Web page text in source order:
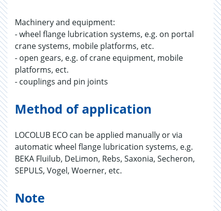
Machinery and equipment:
- wheel flange lubrication systems, e.g. on portal
crane systems, mobile platforms, etc.
- open gears, e.g. of crane equipment, mobile
platforms, ect.
- couplings and pin joints
Method of application
LOCOLUB ECO can be applied manually or via
automatic wheel flange lubrication systems, e.g.
BEKA Fluilub, DeLimon, Rebs, Saxonia, Secheron,
SEPULS, Vogel, Woerner, etc.
Note